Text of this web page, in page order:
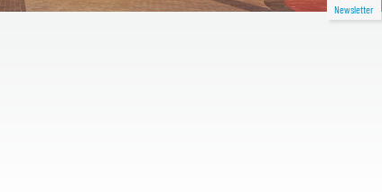
Newsletter